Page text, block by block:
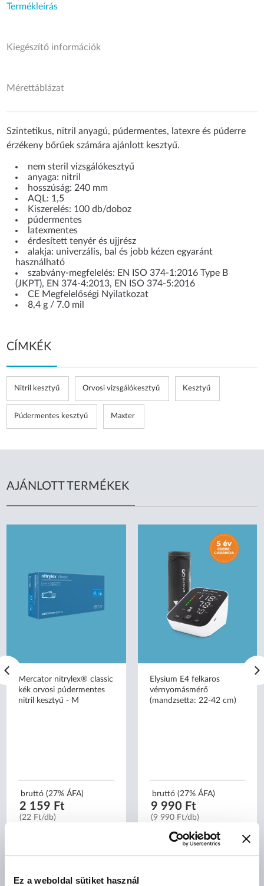
Ez a weboldal sütiket használ
Termékleírás
Kiegészítő információk
Mérettáblázat
Szintetikus, nitril anyagú, púdermentes, latexre és púderre
érzékeny bőrűek számára ajánlott kesztyű.
nem steril vizsgálókesztyű
anyaga: nitril
hosszúság: 240 mm
AQL: 1,5
Kiszerelés: 100 db/doboz
púdermentes
latexmentes
érdesített tenyér és ujjrész
alakja: univerzális, bal és jobb kézen egyaránt
használható
szabvány-megfelelés: EN ISO 374-1:2016 Type B
(JKPT), EN 374-4:2013, EN ISO 374-5:2016
CE Megfelelőségi Nyilatkozat
8,4 g / 7.0 mil
CÍMKÉK
Nitril kesztyű Orvosi vizsgálókesztyű Kesztyű
Púdermentes kesztyű Maxter
AJÁNLOTT TERMÉKEK
Mercator nitrylex® classic
kék orvosi púdermentes
nitril kesztyű - M
bruttó (27% ÁFA)
2 159 Ft
(22 Ft/db)
Elysium E4 felkaros
vérnyomásmérő
(mandzsetta: 22-42 cm)
bruttó (27% ÁFA)
9 990 Ft
(9 990 Ft/db)